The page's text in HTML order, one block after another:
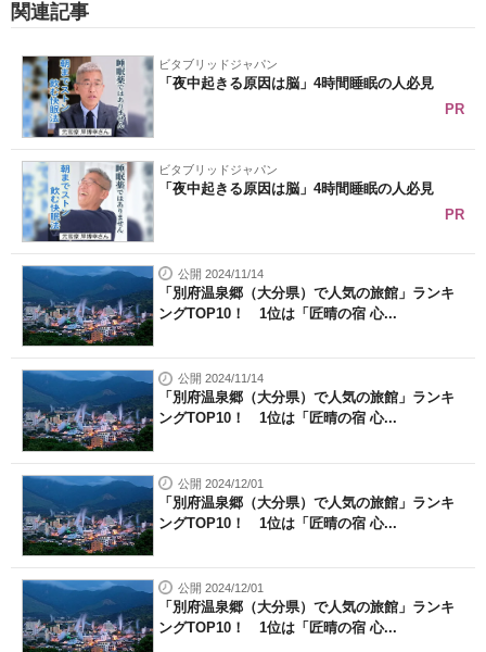
関連記事
ビタブリッドジャパン
「夜中起きる原因は脳」4時間睡眠の人必見
PR
ビタブリッドジャパン
「夜中起きる原因は脳」4時間睡眠の人必見
PR
公開 2024/11/14
「別府温泉郷（大分県）で人気の旅館」ランキ
ングTOP10！ 1位は「匠晴の宿 心...
公開 2024/11/14
「別府温泉郷（大分県）で人気の旅館」ランキ
ングTOP10！ 1位は「匠晴の宿 心...
公開 2024/12/01
「別府温泉郷（大分県）で人気の旅館」ランキ
ングTOP10！ 1位は「匠晴の宿 心...
公開 2024/12/01
「別府温泉郷（大分県）で人気の旅館」ランキ
ングTOP10！ 1位は「匠晴の宿 心...